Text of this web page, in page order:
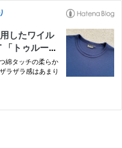
したワイル
トゥルード
！｜TRUE D
綿タッチの柔らか
ラザラ感はあまり